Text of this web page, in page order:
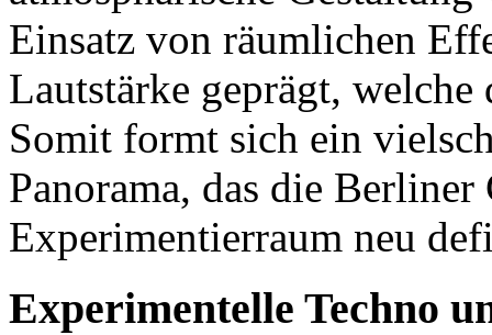
Einsatz von räumlichen
Lautstärke geprägt,
Somit formt sich ein
Panorama, das die
Experimentierraum neu
Experimentelle Techno